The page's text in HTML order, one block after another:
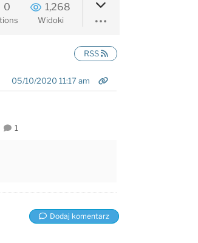
0 1,268
Widoki
RSS
05/10/2020 11:17 am
1
Dodaj komentarz